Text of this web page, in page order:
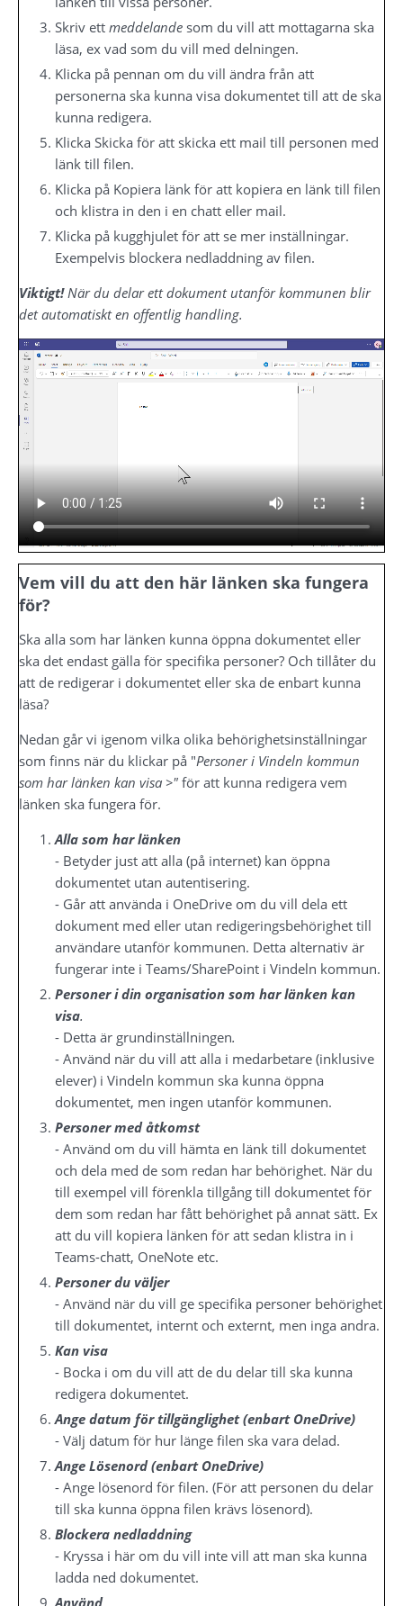
Skriv ett meddelande som du vill att mottagarna ska
läsa, ex vad som du vill med delningen.
Klicka på pennan om du vill ändra från att
personerna ska kunna visa dokumentet till att de ska
kunna redigera.
Klicka Skicka för att skicka ett mail till personen med
länk till filen.
Klicka på Kopiera länk för att kopiera en länk till filen
och klistra in den i en chatt eller mail.
Klicka på kugghjulet för att se mer inställningar.
Exempelvis blockera nedladdning av filen.
Viktigt! När du delar ett dokument utanför kommunen blir
det automatiskt en offentlig handling.
Vem vill du att den här länken ska fungera
för?
Ska alla som har länken kunna öppna dokumentet eller
ska det endast gälla för specifika personer? Och tillåter du
att de redigerar i dokumentet eller ska de enbart kunna
läsa?
Nedan går vi igenom vilka olika behörighetsinställningar
som finns när du klickar på "Personer i Vindeln kommun
som har länken kan visa >" för att kunna redigera vem
länken ska fungera för.
Alla som har länken
- Betyder just att alla (på internet) kan öppna
dokumentet utan autentisering.
- Går att använda i OneDrive om du vill dela ett
dokument med eller utan redigeringsbehörighet till
användare utanför kommunen. Detta alternativ är
fungerar inte i Teams/SharePoint i Vindeln kommun.
Personer i din organisation som har länken kan
visa.
- Detta är grundinställningen.
- Använd när du vill att alla i medarbetare (inklusive
elever) i Vindeln kommun ska kunna öppna
dokumentet, men ingen utanför kommunen.
Personer med åtkomst
- Använd om du vill hämta en länk till dokumentet
och dela med de som redan har behörighet. När du
till exempel vill förenkla tillgång till dokumentet för
dem som redan har fått behörighet på annat sätt. Ex
att du vill kopiera länken för att sedan klistra in i
Teams-chatt, OneNote etc.
Personer du väljer
- Använd när du vill ge specifika personer behörighet
till dokumentet, internt och externt, men inga andra.
Kan visa
- Bocka i om du vill att de du delar till ska kunna
redigera dokumentet.
Ange datum för tillgänglighet (enbart OneDrive)
- Välj datum för hur länge filen ska vara delad.
Ange Lösenord (enbart OneDrive)
- Ange lösenord för filen. (För att personen du delar
till ska kunna öppna filen krävs lösenord).
Blockera nedladdning
- Kryssa i här om du vill inte vill att man ska kunna
ladda ned dokumentet.
Använd